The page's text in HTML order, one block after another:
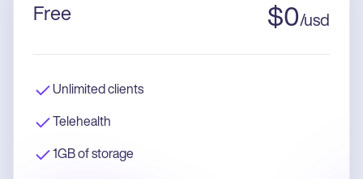
Free $0/usd
Unlimited clients
Telehealth
1GB of storage